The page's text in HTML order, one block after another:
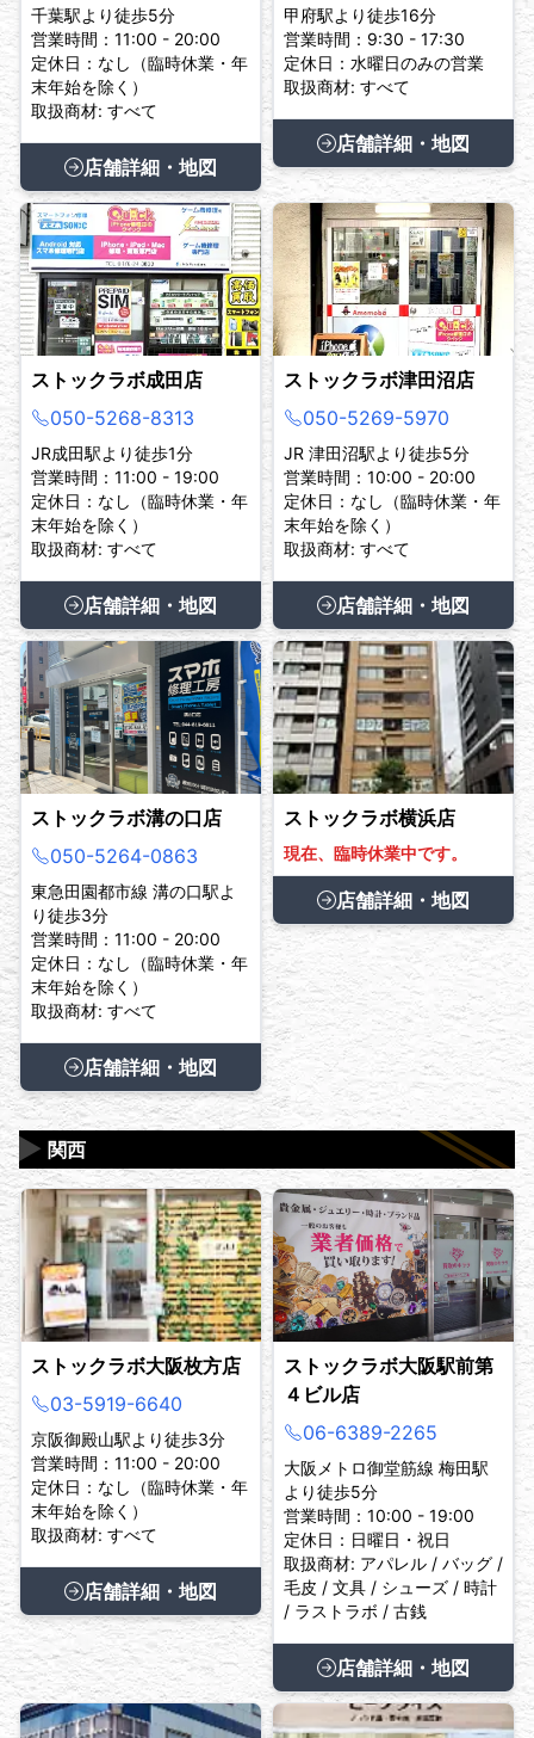
千葉駅より徒歩5分
営業時間：11:00 - 20:00
定休日：なし（臨時休業・年
末年始を除く）
取扱商材: すべて
店舗詳細・地図
甲府駅より徒歩16分
営業時間：9:30 - 17:30
定休日：水曜日のみの営業
取扱商材: すべて
店舗詳細・地図
ストックラボ成田店
050-5268-8313
JR成田駅より徒歩1分
営業時間：11:00 - 19:00
定休日：なし（臨時休業・年
末年始を除く）
取扱商材: すべて
店舗詳細・地図
ストックラボ津田沼店
050-5269-5970
JR 津田沼駅より徒歩5分
営業時間：10:00 - 20:00
定休日：なし（臨時休業・年
末年始を除く）
取扱商材: すべて
店舗詳細・地図
ストックラボ溝の口店
050-5264-0863
東急田園都市線 溝の口駅よ
り徒歩3分
営業時間：11:00 - 20:00
定休日：なし（臨時休業・年
末年始を除く）
取扱商材: すべて
店舗詳細・地図
ストックラボ横浜店
現在、臨時休業中です。
店舗詳細・地図
関西
▶
ストックラボ大阪枚方店
03-5919-6640
京阪御殿山駅より徒歩3分
営業時間：11:00 - 20:00
定休日：なし（臨時休業・年
末年始を除く）
取扱商材: すべて
店舗詳細・地図
ストックラボ大阪駅前第
４ビル店
06-6389-2265
大阪メトロ御堂筋線 梅田駅
より徒歩5分
営業時間：10:00 - 19:00
定休日：日曜日・祝日
取扱商材: アパレル / バッグ /
毛皮 / 文具 / シューズ / 時計
/ ラストラボ / 古銭
店舗詳細・地図